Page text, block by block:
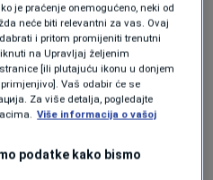
Zmajeva
Toronta napravile
navijači nisu krili
Kanadom.
je praćenje onemogućeno, neki od
neće biti relevantni za vas. Ovaj
i pritom promijeniti trenutni
na Upravljaj željenim
[ili plutajuću ikonu u donjem
Vaš odabir će se
Za više detalja, pogledajte
Više informacija o vašoj
podatke kako bismo